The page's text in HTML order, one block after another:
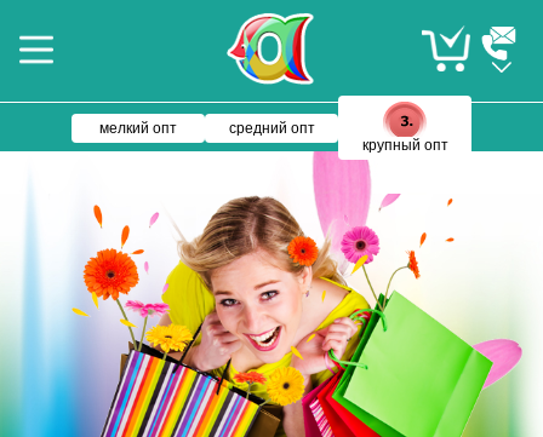
мелкий опт
средний опт
крупный опт